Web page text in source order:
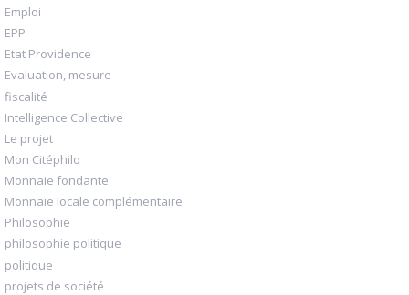
Emploi
EPP
Etat Providence
Evaluation, mesure
fiscalité
Intelligence Collective
Le projet
Mon Citéphilo
Monnaie fondante
Monnaie locale complémentaire
Philosophie
philosophie politique
politique
projets de société